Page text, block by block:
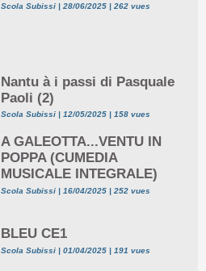
Scola Subissi | 28/06/2025 | 262 vues
Nantu à i passi di Pasquale
Paoli (2)
Scola Subissi | 12/05/2025 | 158 vues
A GALEOTTA...VENTU IN
POPPA (CUMEDIA
MUSICALE INTEGRALE)
Scola Subissi | 16/04/2025 | 252 vues
BLEU CE1
Scola Subissi | 01/04/2025 | 191 vues